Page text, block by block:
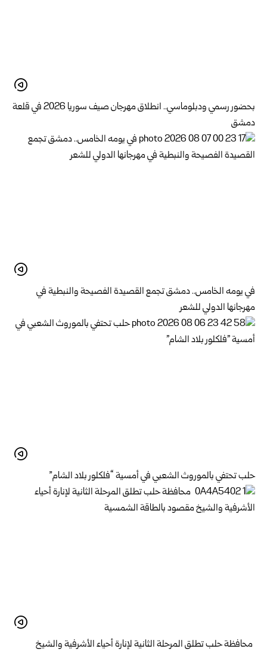
بحضور رسمي ودبلوماسي.. انطلاق مهرجان صيف سوريا 2026 في قلعة
دمشق
في يومه الخامس.. دمشق تجمع القصيدة الفصيحة والنبطية في
مهرجانها الدولي للشعر
حلب تحتفي بالموروث الشعبي في أمسية “فلكلور بلاد الشام”
محافظة حلب تطلق المرحلة الثانية لإنارة أحياء الأشرفية والشيخ